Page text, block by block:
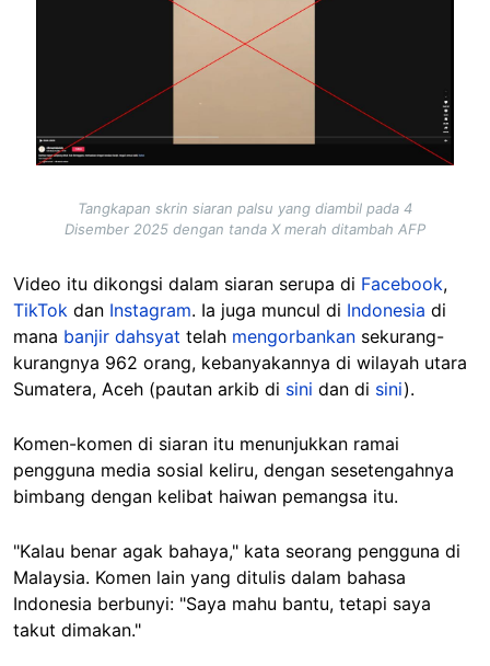
Tangkapan skrin siaran palsu yang diambil pada 4
Disember 2025 dengan tanda X merah ditambah AFP
Video itu dikongsi dalam siaran serupa di Facebook,
TikTok dan Instagram. Ia juga muncul di Indonesia di
mana banjir dahsyat telah mengorbankan sekurang-
kurangnya 962 orang, kebanyakannya di wilayah utara
Sumatera, Aceh (pautan arkib di sini dan di sini).
Komen-komen di siaran itu menunjukkan ramai
pengguna media sosial keliru, dengan sesetengahnya
bimbang dengan kelibat haiwan pemangsa itu.
"Kalau benar agak bahaya," kata seorang pengguna di
Malaysia. Komen lain yang ditulis dalam bahasa
Indonesia berbunyi: "Saya mahu bantu, tetapi saya
takut dimakan."